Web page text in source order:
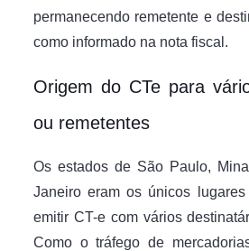
permanecendo remetente e
como informado na nota fiscal.
Origem do CTe para
ou remetentes
Os estados de São Paulo,
Janeiro eram os únicos
emitir CT-e com vários
Como o tráfego de